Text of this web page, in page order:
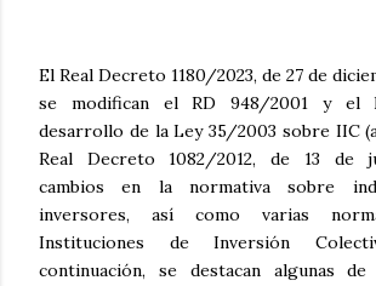
El Real Decreto 1180/2023, de 27 de
se modifican el RD 948/2001 y el
desarrollo de la Ley 35/2003 sobre IIC
Real Decreto 1082/2012, de 13 de
cambios en la normativa sobre
inversores, así como varias
Instituciones de Inversión
continuación, se destacan algunas